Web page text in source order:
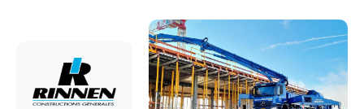
Web Analytics & Reporting
Creation